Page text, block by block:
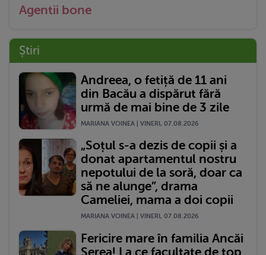
Agentii bone
Știri
Andreea, o fetiță de 11 ani
din Bacău a dispărut fără
urmă de mai bine de 3 zile
MARIANA VOINEA | VINERI, 07.08.2026
„Soțul s-a dezis de copii și a
donat apartamentul nostru
nepotului de la soră, doar ca
să ne alunge”, drama
Cameliei, mama a doi copii
MARIANA VOINEA | VINERI, 07.08.2026
Fericire mare în familia Ancăi
Serea! La ce facultate de top